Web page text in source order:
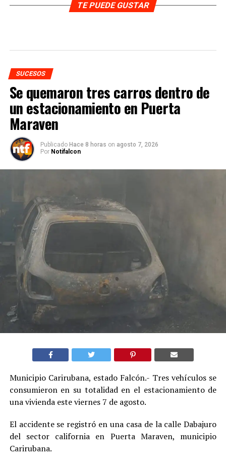
TE PUEDE GUSTAR
SUCESOS
Se quemaron tres carros dentro de
un estacionamiento en Puerta
Maraven
Publicado Hace 8 horas on agosto 7, 2026
Por Notifalcon
Municipio Carirubana, estado Falcón.- Tres vehículos se
consumieron en su totalidad en el estacionamiento de
una vivienda este viernes 7 de agosto.
El accidente se registró en una casa de la calle Dabajuro
del sector california en Puerta Maraven, municipio
Carirubana.